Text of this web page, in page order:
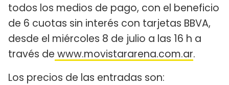
todos los medios de pago, con el beneficio
de 6 cuotas sin interés con tarjetas BBVA,
desde el miércoles 8 de julio a las 16 h a
través de www.movistararena.com.ar.
Los precios de las entradas son: